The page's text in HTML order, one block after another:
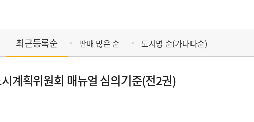
최근등록순 판매 많은 순 도서명 순(가나다순)
계획위원회 매뉴얼 심의기준(전2권)